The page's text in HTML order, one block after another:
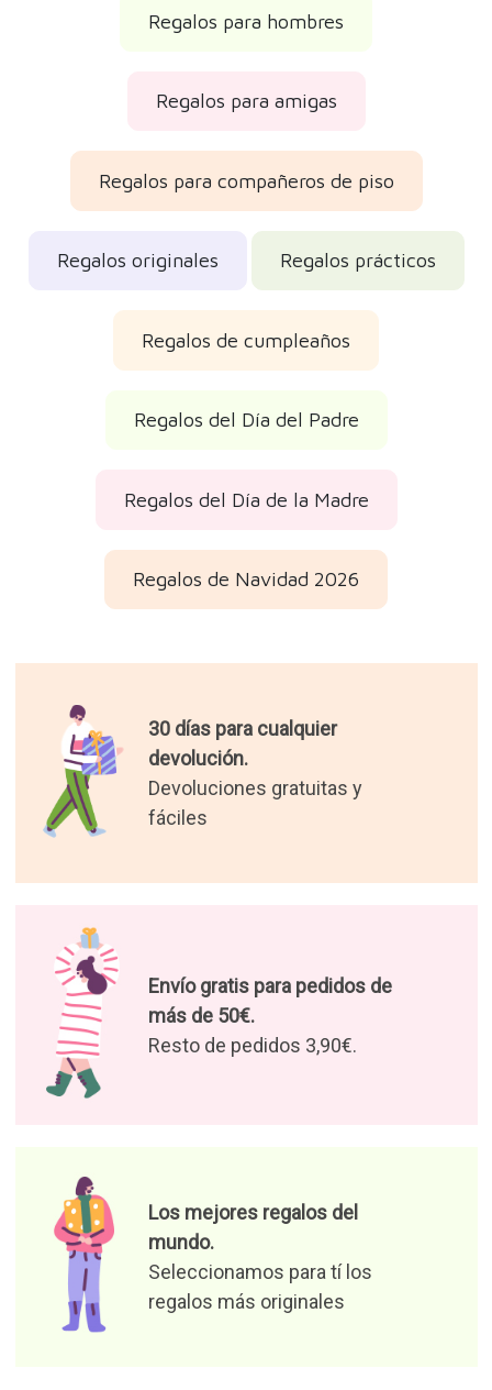
Regalos para hombres
Regalos para amigas
Regalos para compañeros de piso
Regalos originales Regalos prácticos
Regalos de cumpleaños
Regalos del Día del Padre
Regalos del Día de la Madre
Regalos de Navidad 2026
30 días para cualquier
devolución.
Devoluciones gratuitas y
fáciles
Envío gratis para pedidos de
más de 50€.
Resto de pedidos 3,90€.
Los mejores regalos del
mundo.
Seleccionamos para tí los
regalos más originales